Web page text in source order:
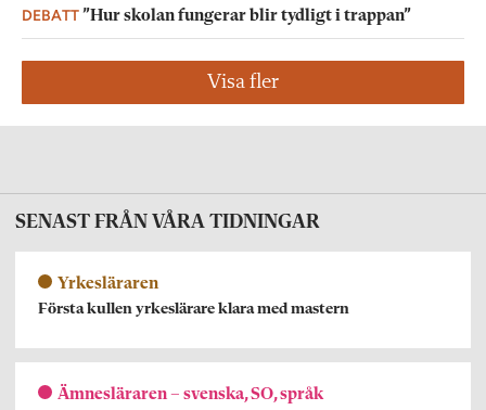
DEBATT”Hur skolan fungerar blir tydligt i trappan”
Visa fler
SENAST FRÅN VÅRA TIDNINGAR
Yrkesläraren
Första kullen yrkeslärare klara med mastern
Ämnesläraren – svenska, SO, språk